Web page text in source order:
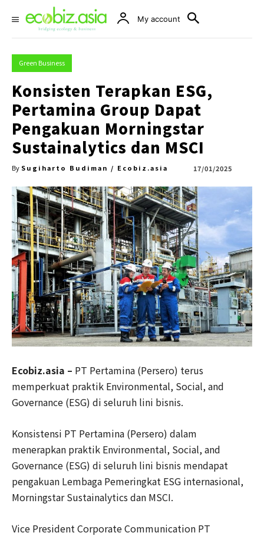
My account
Green Business
Konsisten Terapkan ESG,
Pertamina Group Dapat
Pengakuan Morningstar
Sustainalytics dan MSCI
By Sugiharto Budiman / Ecobiz.asia 17/01/2025
Ecobiz.asia – PT Pertamina (Persero) terus
memperkuat praktik Environmental, Social, and
Governance (ESG) di seluruh lini bisnis.
Konsistensi PT Pertamina (Persero) dalam
menerapkan praktik Environmental, Social, and
Governance (ESG) di seluruh lini bisnis mendapat
pengakuan Lembaga Pemeringkat ESG internasional,
Morningstar Sustainalytics dan MSCI.
Vice President Corporate Communication PT